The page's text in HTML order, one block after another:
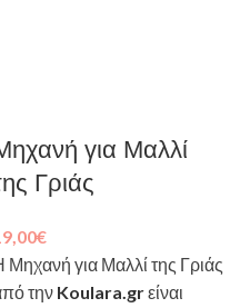
για Μαλλί
Γριάς
€
Μηχανή για Μαλλί της Γριάς
την Koulara.grείναι